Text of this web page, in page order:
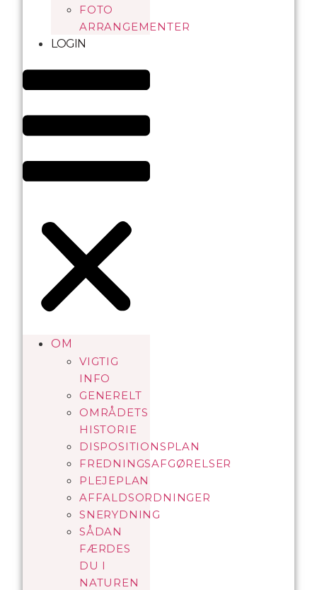
FOTO
ARRANGEMENTER
LOGIN
OM
VIGTIG
INFO
GENERELT
OMRÅDETS
HISTORIE
DISPOSITIONSPLAN
FREDNINGSAFGØRELSER
PLEJEPLAN
AFFALDSORDNINGER
SNERYDNING
SÅDAN
FÆRDES
DU I
NATUREN